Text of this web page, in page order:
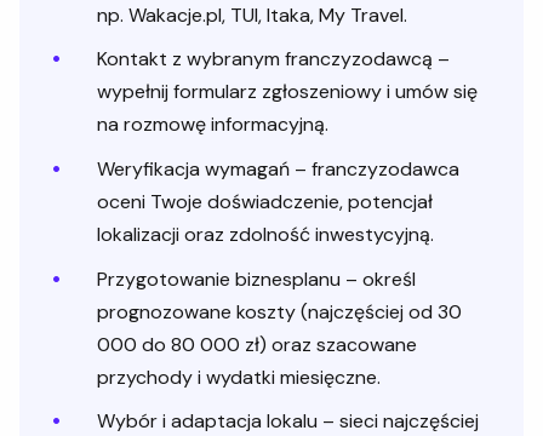
np. Wakacje.pl, TUI, Itaka, My Travel.
Kontakt z wybranym franczyzodawcą –
wypełnij formularz zgłoszeniowy i umów się
na rozmowę informacyjną.
Weryfikacja wymagań – franczyzodawca
oceni Twoje doświadczenie, potencjał
lokalizacji oraz zdolność inwestycyjną.
Przygotowanie biznesplanu – określ
prognozowane koszty (najczęściej od 30
000 do 80 000 zł) oraz szacowane
przychody i wydatki miesięczne.
Wybór i adaptacja lokalu – sieci najczęściej